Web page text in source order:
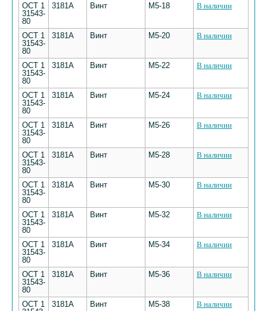
ОСТ 1
31543-
80
3181А Винт М5-18 В наличии
ОСТ 1
31543-
80
3181А Винт М5-20 В наличии
ОСТ 1
31543-
80
3181А Винт М5-22 В наличии
ОСТ 1
31543-
80
3181А Винт М5-24 В наличии
ОСТ 1
31543-
80
3181А Винт М5-26 В наличии
ОСТ 1
31543-
80
3181А Винт М5-28 В наличии
ОСТ 1
31543-
80
3181А Винт М5-30 В наличии
ОСТ 1
31543-
80
3181А Винт М5-32 В наличии
ОСТ 1
31543-
80
3181А Винт М5-34 В наличии
ОСТ 1
31543-
80
3181А Винт М5-36 В наличии
ОСТ 1
3181А Винт М5-38 В наличии